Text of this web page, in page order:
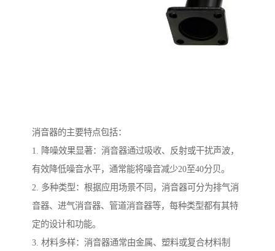
消音器的主要特点包括：
1. 降噪效果显著：消音器通过吸收、反射或干扰声波，
有效降低噪音水平，通常能将噪音减少20至40分贝。
2. 多种类型：根据应用场景不同，消音器可分为排气消
音器、进气消音器、管道消音器等，每种类型都有其特
定的设计和功能。
3. 材料多样：消音器通常由金属、塑料或复合材料制